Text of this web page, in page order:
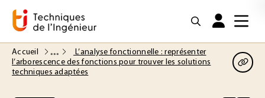
Accueil
L’analyse fonctionnelle : représenter
l’arborescence des fonctions pour trouver les solutions
techniques adaptées